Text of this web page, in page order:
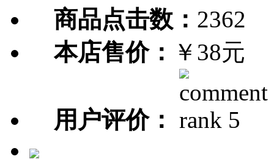
商品点击数： 2362
本店售价： ￥38元
用户评价：